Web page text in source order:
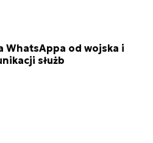
WhatsAppa od wojska i
służb